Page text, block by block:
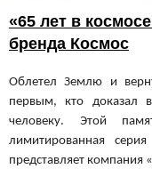
«65 лет в
бренда Космос
Облетел Землю и
первым, кто доказал
человеку. Этой
лимитированная
представляет компания